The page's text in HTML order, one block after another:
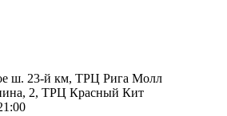
ш. 23-й км, ТРЦ Рига Молл
2, ТРЦ Красный Кит